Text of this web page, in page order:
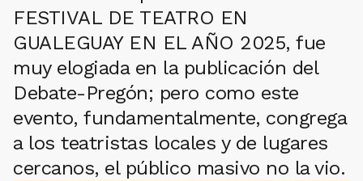
FESTIVAL DE TEATRO EN
GUALEGUAY EN EL AÑO 2025, fue
muy elogiada en la publicación del
Debate-Pregón; pero como este
evento, fundamentalmente, congrega
a los teatristas locales y de lugares
cercanos, el público masivo no la vio.